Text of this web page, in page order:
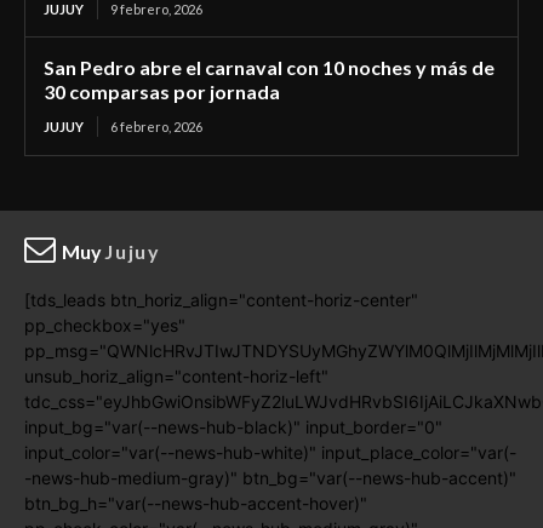
JUJUY 9 febrero, 2026
San Pedro abre el carnaval con 10 noches y más de
30 comparsas por jornada
JUJUY 6 febrero, 2026
MuyJujuy
[tds_leads btn_horiz_align="content-horiz-center"
pp_checkbox="yes"
unsub_horiz_align="content-horiz-left"
input_bg="var(--news-hub-black)" input_border="0"
input_color="var(--news-hub-white)" input_place_color="var(-
-news-hub-medium-gray)" btn_bg="var(--news-hub-accent)"
btn_bg_h="var(--news-hub-accent-hover)"